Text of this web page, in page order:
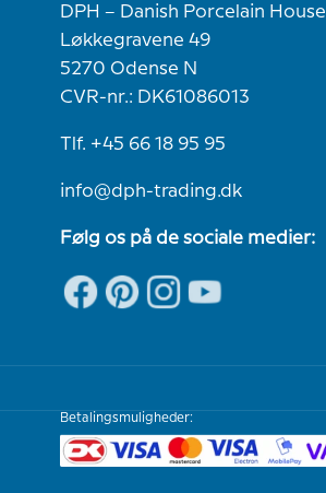
DPH – Danish Porcelain House
Løkkegravene 49
5270 Odense N
CVR-nr.: DK61086013
Tlf. +45 66 18 95 95
info@dph-trading.dk
Følg os på de sociale medier:
Betalingsmuligheder: